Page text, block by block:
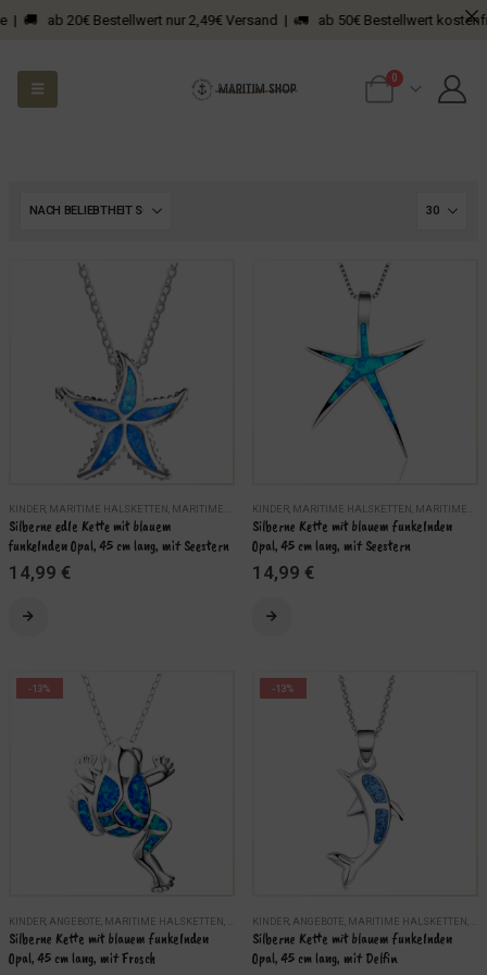
20€ Bestellwert nur 2,49€ Versand | 🚛 ab 50€ Bestellwert
0
KINDER, MARITIME HALSKETTEN, MARITIMER KINDERSCHMUCK ,MARITIMER SILBERSCHMUCK
Silberne edle Kette mit blauem
funkelnden Opal, 45 cm lang, mit Seestern
14,99 €
KINDER, MARITIME HALSKETTEN, MARITIMER KINDERSCHMUCK
Silberne Kette mit blauem funkelnden
Opal, 45 cm lang, mit Seestern
14,99 €
-13%
KINDER ANGEBOTE MARITIME HALSKETTEN MARITIMER KINDERSCHMUCK,MARITIMER
Silberne Kette mit blauem funkelnden
Opal, 45 cm lang, mit Frosch
-13%
KINDER ANGEBOTE MARITIME HALSKETTEN
Silberne Kette mit blauem funkelnden
Opal, 45 cm lang, mit Delfin